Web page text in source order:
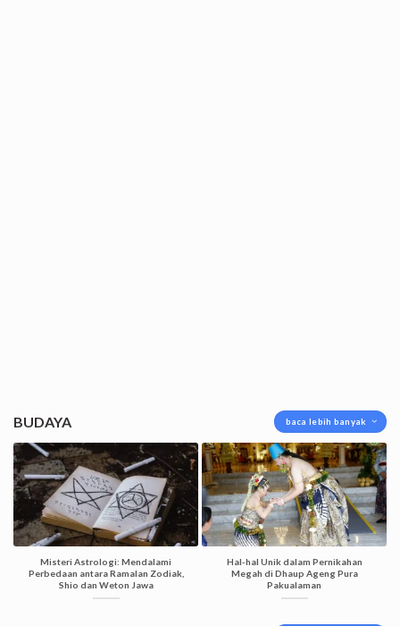
BUDAYA baca lebih banyak
Misteri Astrologi: Mendalami
Perbedaan antara Ramalan Zodiak,
Shio dan Weton Jawa
Hal-hal Unik dalam Pernikahan
Megah di Dhaup Ageng Pura
Pakualaman